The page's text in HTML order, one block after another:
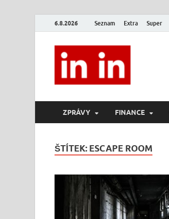
6.8.2026 Seznam Extra Super
ZPRÁVY FINANCE
ŠTÍTEK: ESCAPE ROOM